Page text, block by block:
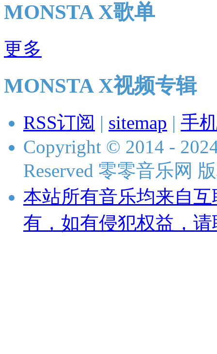
MONSTA X歌单
更多
MONSTA X视频专辑
RSS订阅 | sitemap | 手
Copyright © 2014 -
Reserved 零零音乐网
本站所有音乐均来自
有，如有侵犯权益，